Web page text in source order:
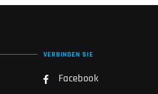
VERBINDEN SIE
Facebook